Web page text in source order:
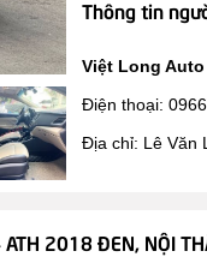
Thông tin
Việt Long Auto
Điện thoại:
Địa chỉ: Lê Văn
ATH 2018 ĐEN, NỘI